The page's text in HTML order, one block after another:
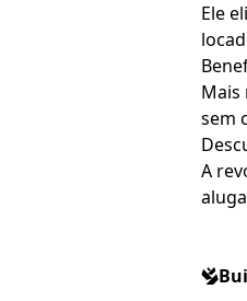
Ele
Mais
sem
A